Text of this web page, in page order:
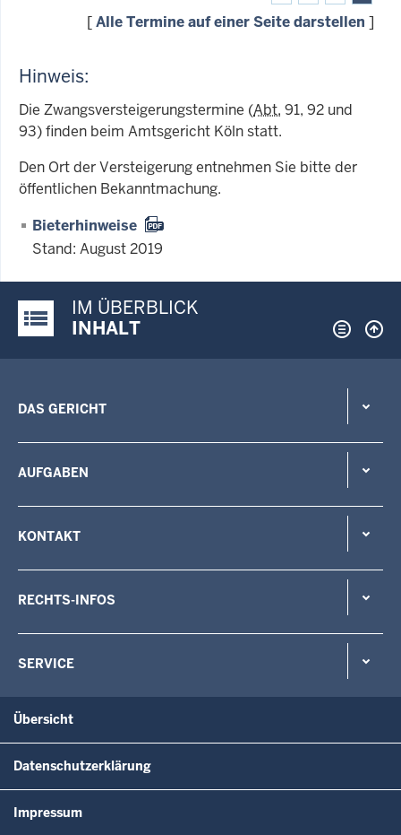
[Alle Termine auf einer Seite darstellen ]
Hinweis:
Die Zwangsversteigerungstermine (Abt. 91, 92 und
93) finden beim Amtsgericht Köln statt.
Den Ort der Versteigerung entnehmen Sie bitte der
öffentlichen Bekanntmachung.
Bieterhinweise
Stand: August 2019
Justiz-Portal im Überblick:
IM ÜBERBLICK
INHALT
DAS GERICHT
AUFGABEN
KONTAKT
RECHTS-INFOS
SERVICE
Übersicht
Datenschutzerklärung
Impressum